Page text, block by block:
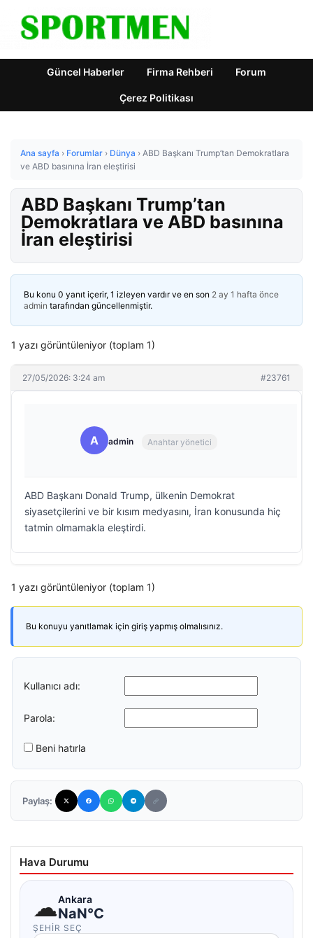
Güncel Haberler Firma Rehberi Forum
Çerez Politikası
Ana sayfa › Forumlar › Dünya › ABD Başkanı Trump’tan Demokratlara
ve ABD basınına İran eleştirisi
ABD Başkanı Trump’tan
Demokratlara ve ABD basınına
İran eleştirisi
Bu konu 0 yanıt içerir, 1 izleyen vardır ve en son 2 ay 1 hafta önce
admin tarafından güncellenmiştir.
1 yazı görüntüleniyor (toplam 1)
27/05/2026: 3:24 am #23761
A admin Anahtar yönetici
ABD Başkanı Donald Trump, ülkenin Demokrat
siyasetçilerini ve bir kısım medyasını, İran konusunda hiç
tatmin olmamakla eleştirdi.
1 yazı görüntüleniyor (toplam 1)
Bu konuyu yanıtlamak için giriş yapmış olmalısınız.
Kullanıcı adı:
Parola:
Beni hatırla
Paylaş:
Hava Durumu
☁Ankara
NaN°C
ŞEHIR SEÇ